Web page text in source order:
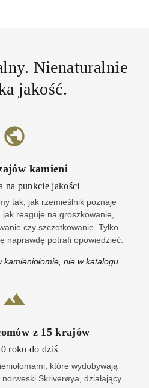
Nienaturalnie
jakość.
kamieni
na punkcie jakości
tak, jak rzemieślnik poznaje
jak reaguje na groszkowanie,
czy szczotkowanie. Tylko
naprawdę potrafi opowiedzieć.
nie w katalogu.
z 15krajów
roku do dziś
które wydobywają
Skriverøya, działający